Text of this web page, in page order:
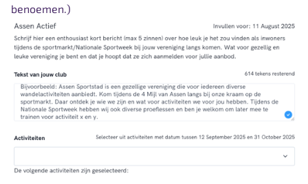
benoemen.)